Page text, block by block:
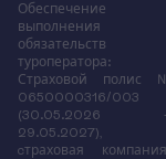
Обеспечение
выполнения
обязательств
туроператора:
Страховой полис
0650000316/003
(30.05.2026
29.05.2027),
cтраховая